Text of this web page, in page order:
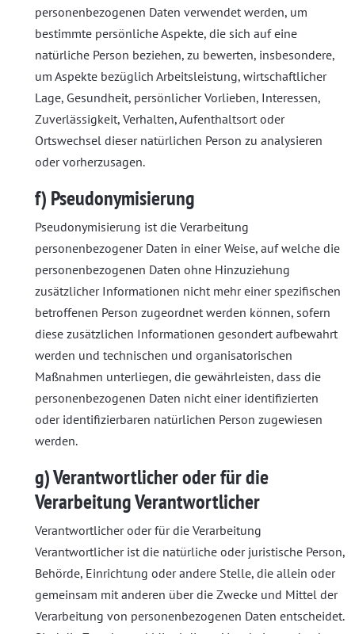
personenbezogenen Daten verwendet werden, um
bestimmte persönliche Aspekte, die sich auf eine
natürliche Person beziehen, zu bewerten, insbesondere,
um Aspekte bezüglich Arbeitsleistung, wirtschaftlicher
Lage, Gesundheit, persönlicher Vorlieben, Interessen,
Zuverlässigkeit, Verhalten, Aufenthaltsort oder
Ortswechsel dieser natürlichen Person zu analysieren
oder vorherzusagen.
f) Pseudonymisierung
Pseudonymisierung ist die Verarbeitung
personenbezogener Daten in einer Weise, auf welche die
personenbezogenen Daten ohne Hinzuziehung
zusätzlicher Informationen nicht mehr einer spezifischen
betroffenen Person zugeordnet werden können, sofern
diese zusätzlichen Informationen gesondert aufbewahrt
werden und technischen und organisatorischen
Maßnahmen unterliegen, die gewährleisten, dass die
personenbezogenen Daten nicht einer identifizierten
oder identifizierbaren natürlichen Person zugewiesen
werden.
g) Verantwortlicher oder für die
Verarbeitung Verantwortlicher
Verantwortlicher oder für die Verarbeitung
Verantwortlicher ist die natürliche oder juristische Person,
Behörde, Einrichtung oder andere Stelle, die allein oder
gemeinsam mit anderen über die Zwecke und Mittel der
Verarbeitung von personenbezogenen Daten entscheidet.